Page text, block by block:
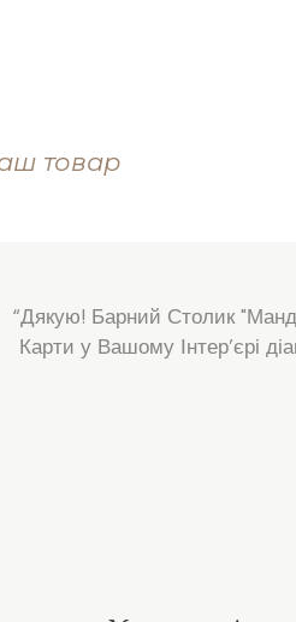
товар
“Дякую! Барний Столик
Карти у Вашому Інтер’єрі